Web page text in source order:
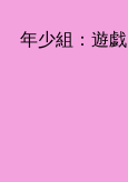
年少組：遊戯